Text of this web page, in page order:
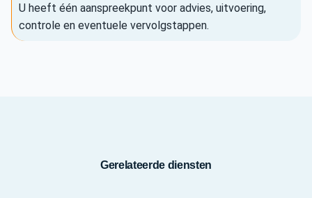
U heeft één aanspreekpunt voor advies, uitvoering,
controle en eventuele vervolgstappen.
Gerelateerde diensten